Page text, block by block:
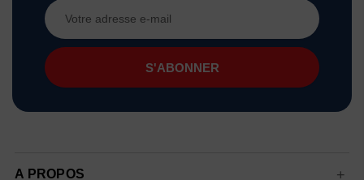
Adresse
e-
mail
A PROPOS